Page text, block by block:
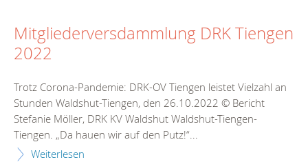
Mitgliederversdammlung DRK Tiengen
2022
Trotz Corona-Pandemie: DRK-OV Tiengen leistet Vielzahl an
Stunden Waldshut-Tiengen, den 26.10.2022 © Bericht
Stefanie Möller, DRK KV Waldshut Waldshut-Tiengen-
Tiengen. „Da hauen wir auf den Putz!“...
Weiterlesen